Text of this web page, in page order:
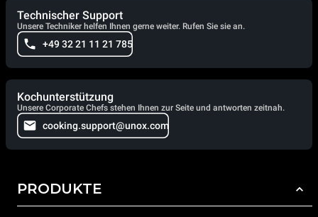
Technischer Support
Unsere Techniker helfen Ihnen gerne weiter. Rufen Sie sie an.
+49 32 21 11 21 785
Kochunterstützung
Unsere Corporate Chefs stehen Ihnen zur Seite und antworten zeitnah.
cooking.support@unox.com
PRODUKTE